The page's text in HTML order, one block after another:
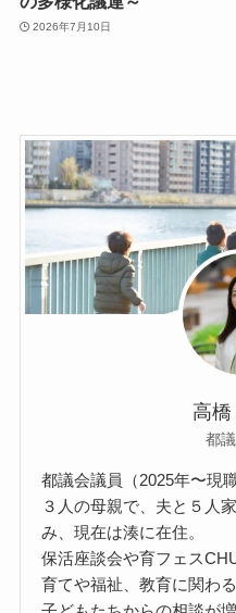
2026年7月10日
高橋
都
都議会議員（2025年〜現職
３人の母親で、夫と５人
み、現在は湊に在住。
保活座談会や育フェス
育てや福祉、教育に関わ